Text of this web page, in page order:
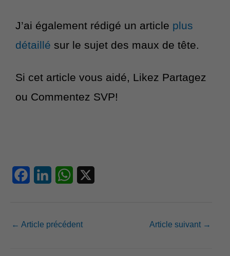
J’ai également rédigé un article plus
détaillé sur le sujet des maux de tête.
Si cet article vous aidé, Likez Partagez
ou Commentez SVP!
e
k
t
← Article précédent Article suivant →